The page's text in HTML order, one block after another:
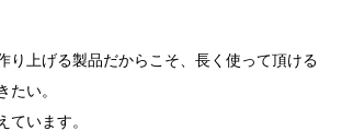
り上げる製品だからこそ、長く使って頂ける
たい。
ています。